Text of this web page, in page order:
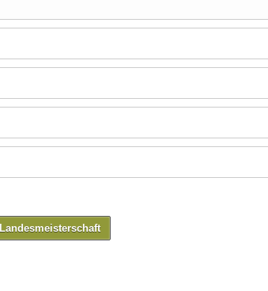
Landesmeisterschaft